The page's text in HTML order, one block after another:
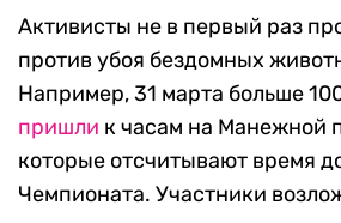
Активисты не в первый раз
против убоя бездомных
Например, 31 марта больше
пришли к часам на Манежной
которые отсчитывают время
Чемпионата. Участники